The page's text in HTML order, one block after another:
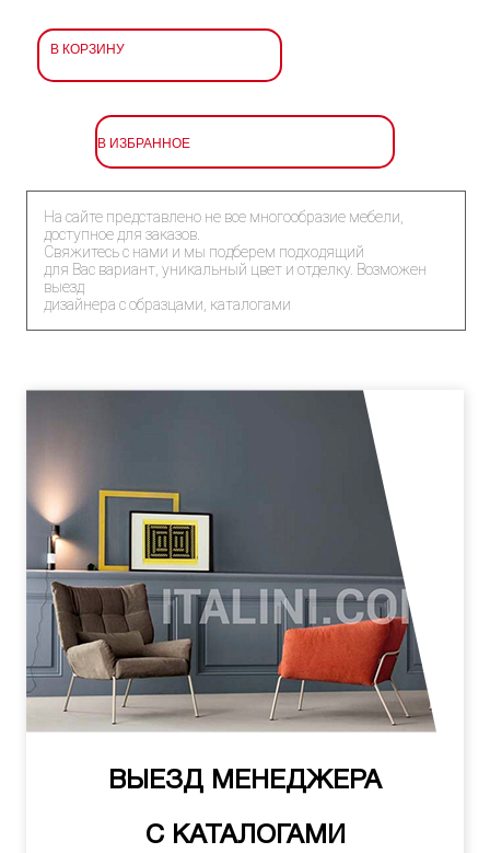
В КОРЗИНУ
В ИЗБРАННОЕ
На сайте представлено не все многообразие мебели,
доступное для заказов.
Свяжитесь с нами и мы подберем подходящий
для Вас вариант, уникальный цвет и отделку. Возможен
выезд
дизайнера с образцами, каталогами
ВЫЕЗД МЕНЕДЖЕРА
С КАТАЛОГАМИ